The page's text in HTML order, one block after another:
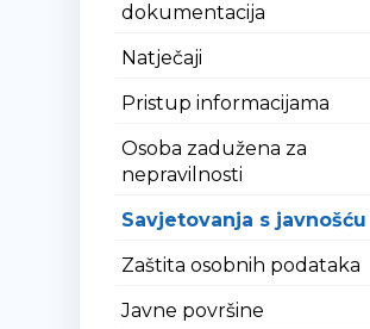
dokumentacija
Natječaji
Pristup informacijama
Osoba zadužena za
nepravilnosti
Savjetovanja s javnošću
Zaštita osobnih podataka
Javne površine